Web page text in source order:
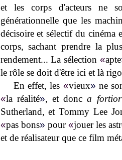
et les corps d'acteurs ne
générationnelle que les
décisoire et sélectif du cinéma
corps, sachant prendre la
rendement... La sélection «apte
le rôle se doit d'être ici et là
En effet, les «vieux» ne
«la réalité», et donca
Sutherland, et Tommy Lee
«pas bons» pour«jouer les
et de réalisateur que ce film